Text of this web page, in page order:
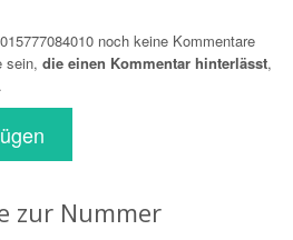
noch keine Kommentare
sein, die einen Kommentar hinterlässt,
zur Nummer